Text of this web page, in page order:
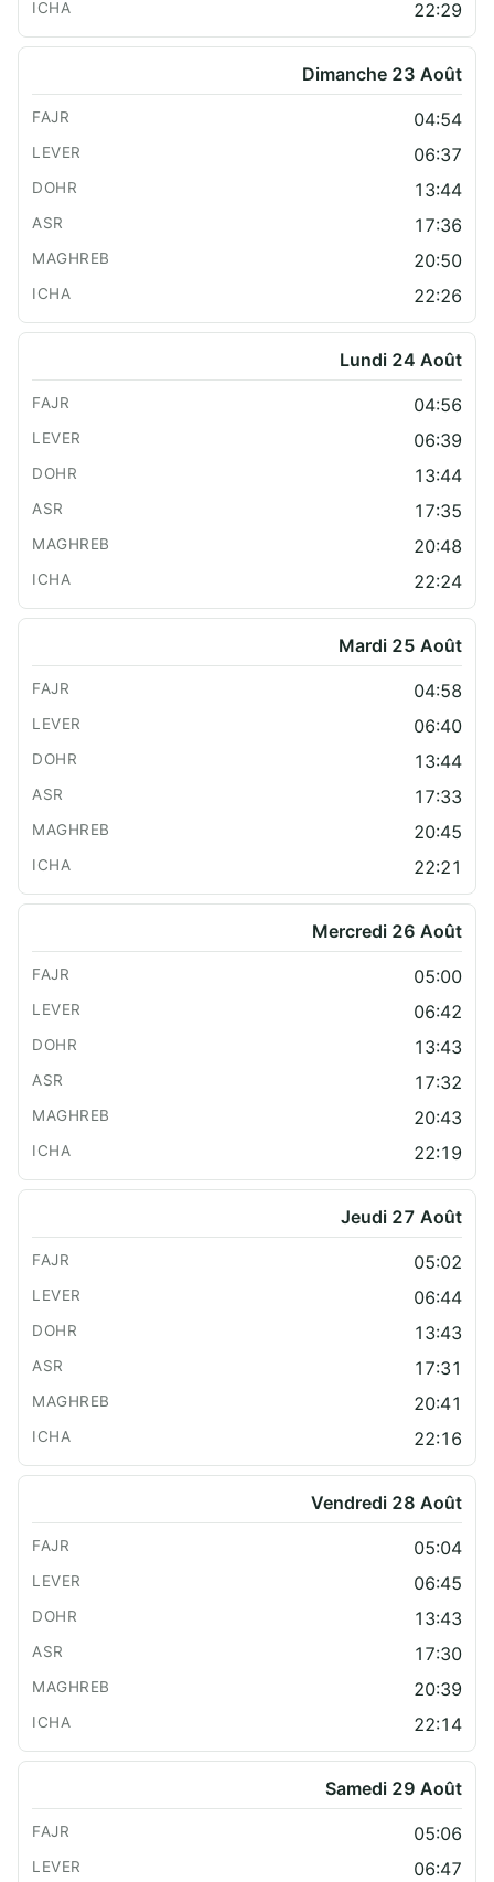
22:29
Dimanche 23 Août
04:54
06:37
13:44
17:36
20:50
22:26
Lundi 24 Août
04:56
06:39
13:44
17:35
20:48
22:24
Mardi 25 Août
04:58
06:40
13:44
17:33
20:45
22:21
Mercredi 26 Août
05:00
06:42
13:43
17:32
20:43
22:19
Jeudi 27 Août
05:02
06:44
13:43
17:31
20:41
22:16
Vendredi 28 Août
05:04
06:45
13:43
17:30
20:39
22:14
Samedi 29 Août
05:06
06:47